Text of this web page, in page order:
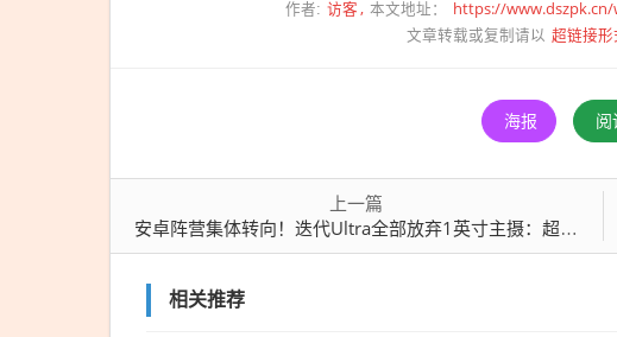
作者: 访客 本文地址： https://
文章转载或复制请以 超链接形
海报 阅
上一篇
安卓阵营集体转向！迭代Ultra全部放弃1英寸主摄：超级大底成行业绝唱
相关推荐